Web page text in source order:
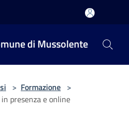
di Mussolente
> Formazione >
presenza e online